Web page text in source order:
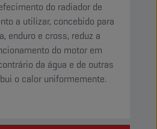
do radiador de
a utilizar, concebido para
enduro e cross, reduz a
do motor em
da água e de outras
o calor uniformemente.